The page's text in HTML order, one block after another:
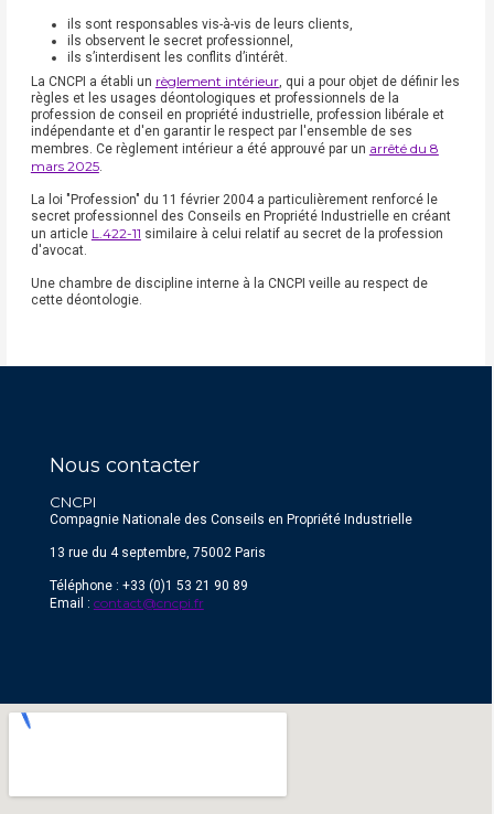
ils sont responsables vis-à-vis de leurs clients,
ils observent le secret professionnel,
ils s’interdisent les conflits d’intérêt.
La CNCPI a établi un règlement intérieur, qui a pour objet de définir les
règles et les usages déontologiques et professionnels de la
profession de conseil en propriété industrielle, profession libérale et
indépendante et d'en garantir le respect par l'ensemble de ses
membres. Ce règlement intérieur a été approuvé par un arrêté du 8
mars 2025.
La loi "Profession" du 11 février 2004 a particulièrement renforcé le
secret professionnel des Conseils en Propriété Industrielle en créant
un article L.422-11 similaire à celui relatif au secret de la profession
d'avocat.
Une chambre de discipline interne à la CNCPI veille au respect de
cette déontologie.
Nous contacter
CNCPI
Compagnie Nationale des Conseils en Propriété Industrielle
13 rue du 4 septembre, 75002 Paris
Téléphone : +33 (0)1 53 21 90 89
Email : contact@cncpi.fr